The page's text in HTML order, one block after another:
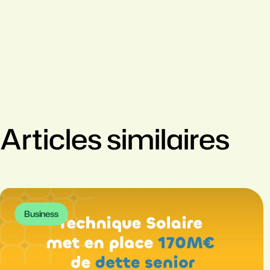
Articles similaires
Business